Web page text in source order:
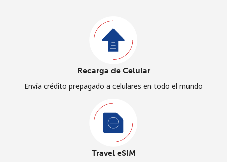
Recarga de Celular
Envía crédito prepagado a celulares en todo el mundo
Travel eSIM